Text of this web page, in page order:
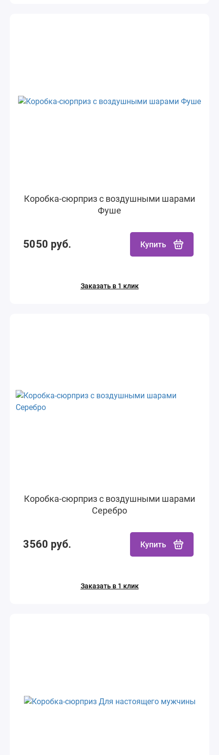
Коробка-сюрприз с воздушными шарами
Фуше
5050 руб. Купить
Заказать в 1 клик
Коробка-сюрприз с воздушными шарами
Серебро
3560 руб. Купить
Заказать в 1 клик